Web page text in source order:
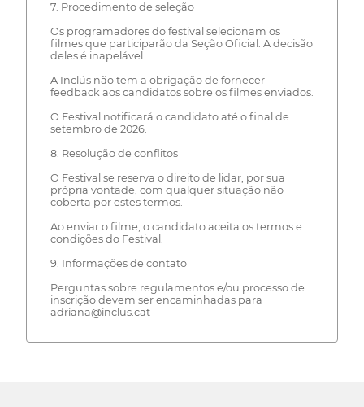
7. Procedimento de seleção
Os programadores do festival selecionam os
filmes que participarão da Seção Oficial. A decisão
deles é inapelável.
A Inclús não tem a obrigação de fornecer
feedback aos candidatos sobre os filmes enviados.
O Festival notificará o candidato até o final de
setembro de 2026.
8. Resolução de conflitos
O Festival se reserva o direito de lidar, por sua
própria vontade, com qualquer situação não
coberta por estes termos.
Ao enviar o filme, o candidato aceita os termos e
condições do Festival.
9. Informações de contato
Perguntas sobre regulamentos e/ou processo de
inscrição devem ser encaminhadas para
adriana@inclus.cat